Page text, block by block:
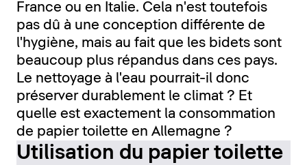
France ou en Italie. Cela n'est toutefois
pas dû à une conception différente de
l'hygiène, mais au fait que les bidets sont
beaucoup plus répandus dans ces pays.
Le nettoyage à l'eau pourrait-il donc
préserver durablement le climat ? Et
quelle est exactement la consommation
de papier toilette en Allemagne ?
Utilisation du papier toilette